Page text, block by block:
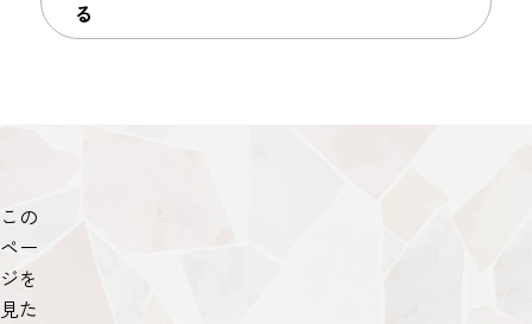
る
この
ペー
ジを
見た